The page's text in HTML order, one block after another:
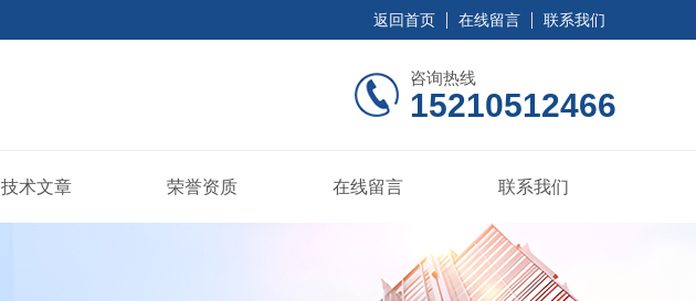
返回首页 在线留言 联系我们
咨询热线
15210512466
技术文章 荣誉资质 在线留言 联系我们